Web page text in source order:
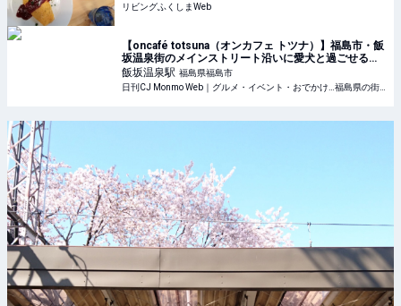
リビングふくしまWeb
【oncafé totsuna（オンカフェ トツナ）】福島市・飯
坂温泉街のメインストリート沿いに愛犬と過ごせるカ
フェ『oncafé totsuna』がオープン！
飯坂温泉駅 福島県福島市